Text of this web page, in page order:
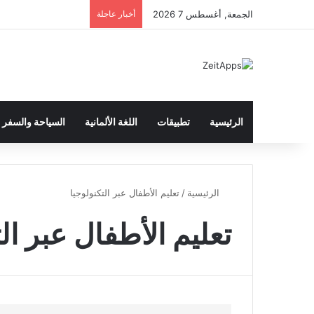
الجمعة, أغسطس 7 2026 أخبار عاجلة
الرئيسية تطبيقات اللغة الألمانية السياحة والسفر
الرئيسية / تعليم الأطفال عبر التكنولوجيا
تعليم الأطفال عبر